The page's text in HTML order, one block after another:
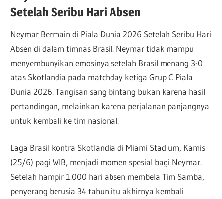
Setelah Seribu Hari Absen
Neymar Bermain di Piala Dunia 2026 Setelah Seribu Hari
Absen di dalam timnas Brasil. Neymar tidak mampu
menyembunyikan emosinya setelah Brasil menang 3-0
atas Skotlandia pada matchday ketiga Grup C Piala
Dunia 2026. Tangisan sang bintang bukan karena hasil
pertandingan, melainkan karena perjalanan panjangnya
untuk kembali ke tim nasional.
Laga Brasil kontra Skotlandia di Miami Stadium, Kamis
(25/6) pagi WIB, menjadi momen spesial bagi Neymar.
Setelah hampir 1.000 hari absen membela Tim Samba,
penyerang berusia 34 tahun itu akhirnya kembali